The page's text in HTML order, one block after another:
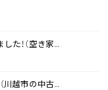
た！（空き家…
川越市の中古…